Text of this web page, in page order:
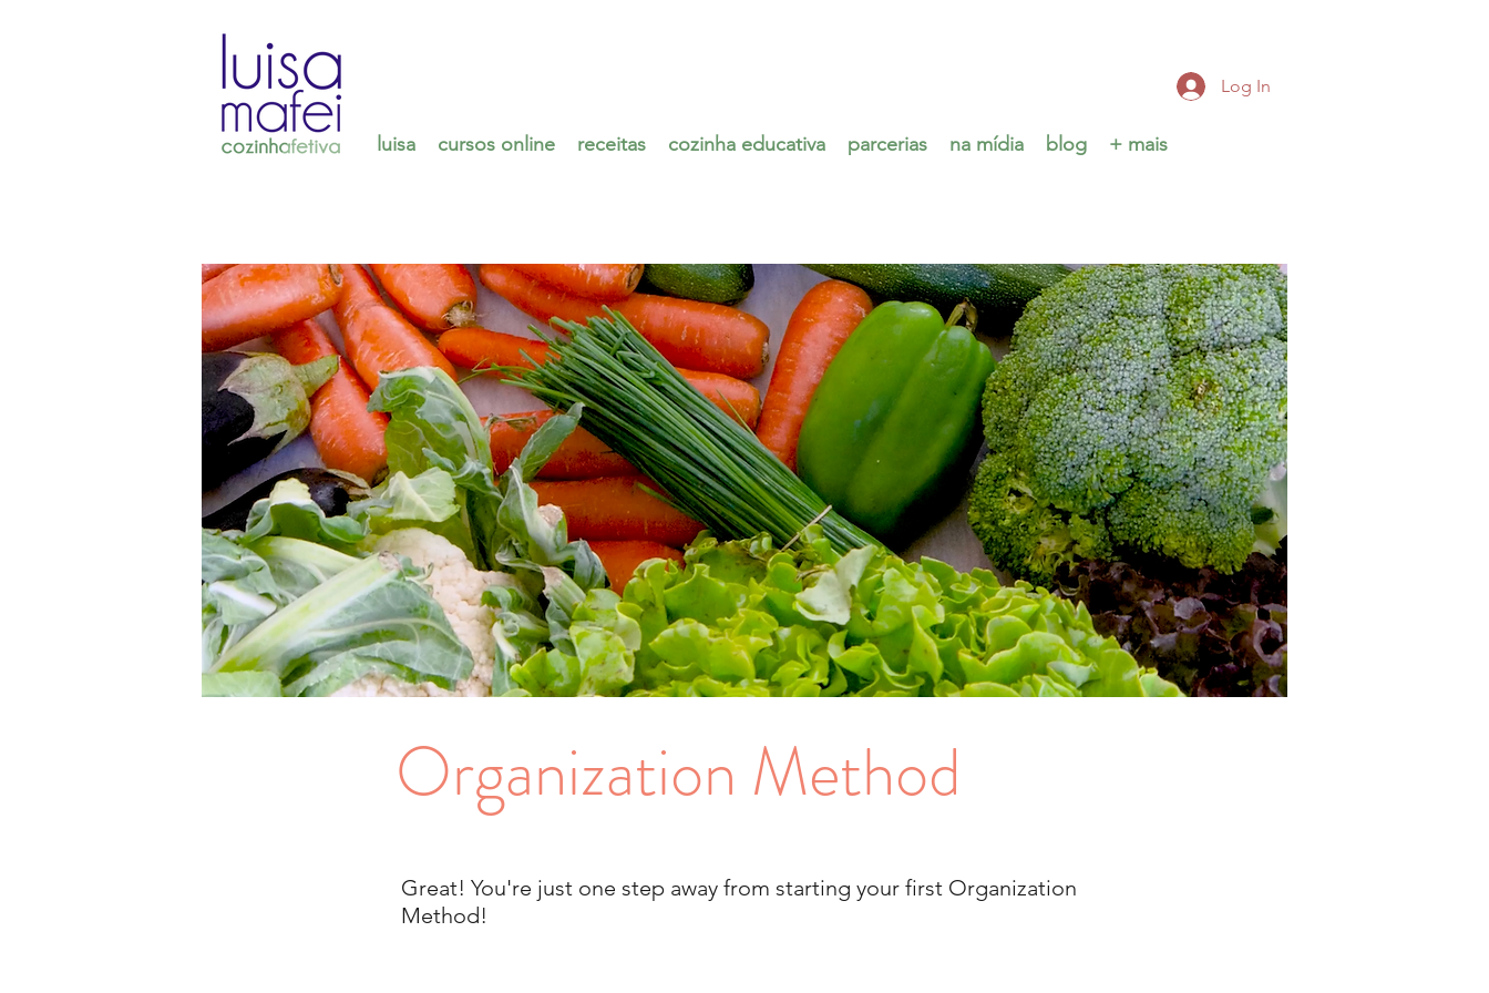
Log In
luisa cursos online receitas cozinha educativa parcerias na mídia blog + mais
Organization Method
Great! You're just one step away from starting your first Organization
Method!